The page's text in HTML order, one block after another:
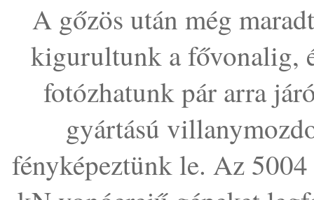
A gőzös után még
kigurultunk a fővonalig,
fotózhatunk pár arra
gyártású
fényképeztünk le. Az